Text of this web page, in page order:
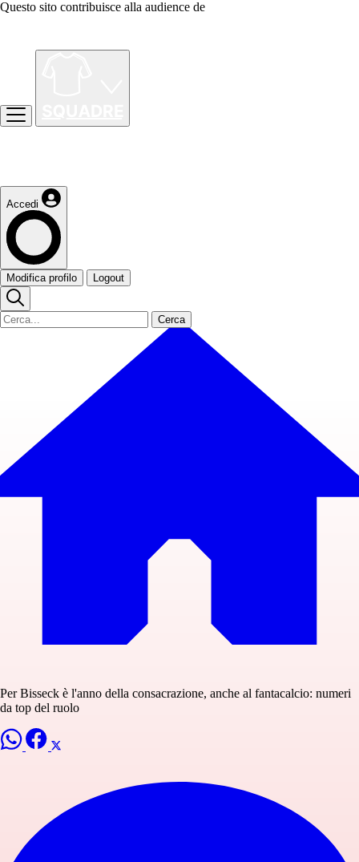
Questo sito contribuisce alla audience de
Accedi
Modifica profilo Logout
Cerca
Per Bisseck è l'anno della consacrazione, anche al fantacalcio: numeri
da top del ruolo